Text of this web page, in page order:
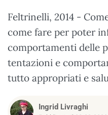
Feltrinelli, 2014 -
come fare per poter
comportamenti delle
tentazioni e
tutto appropriati e
Ingrid Livraghi